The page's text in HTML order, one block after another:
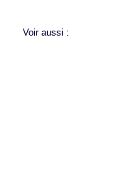
Voir aussi :